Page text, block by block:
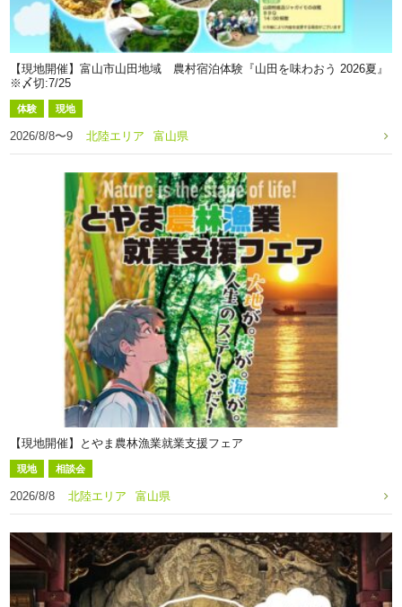
【現地開催】富山市山田地域 農村宿泊体験『山田を味わおう 2026夏』
※〆切:7/25
体験 現地
2026/8/8〜9 北陸エリア 富山県
【現地開催】とやま農林漁業就業支援フェア
現地 相談会
2026/8/8 北陸エリア 富山県